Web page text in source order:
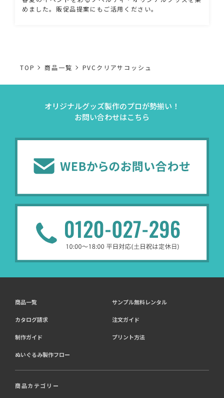
めました。販促品提案にもご活用ください。
TOP 商品一覧 PVCクリアサコッシュ
オリジナルグッズ製作のプロが勢揃い！
お問い合わせはこちら
商品一覧 サンプル無料レンタル
カタログ請求 注文ガイド
制作ガイド プリント方法
ぬいぐるみ製作フロー
商品カテゴリー